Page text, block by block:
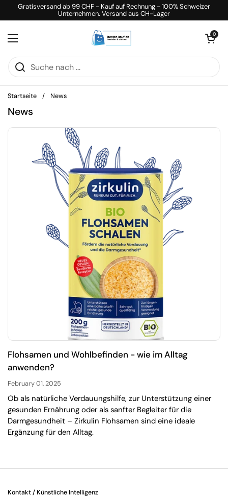
Zum Inhalt springen
Gratisversand ab 99 CHF - Kauf auf Rechnung - 100% Schweizer
Unternehmen. Versand aus CH-Lager
Menü öffnen
Warenkorb
0
Startseite / News
News
Flohsamen und Wohlbefinden - wie im Alltag
anwenden?
February 01, 2025
Ob als natürliche Verdauungshilfe, zur Unterstützung einer
gesunden Ernährung oder als sanfter Begleiter für die
Darmgesundheit – Zirkulin Flohsamen sind eine ideale
Ergänzung für den Alltag.
Kontakt / Künstliche Intelligenz